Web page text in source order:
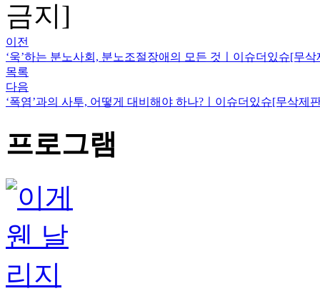
금지]
이전
‘욱’하는 분노사회, 분노조절장애의 모든 것ㅣ이슈더있슈[무삭
목록
다음
‘폭염’과의 사투, 어떻게 대비해야 하나?ㅣ이슈더있슈[무삭제
프로그램